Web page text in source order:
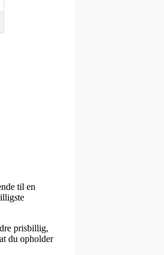
til en
prisbillig,
du opholder